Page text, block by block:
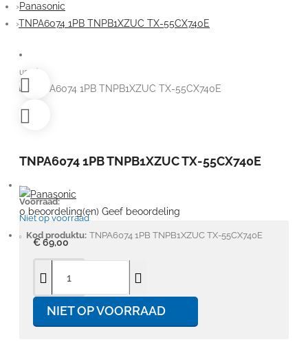
Panasonic
TNPA6074 1PB TNPB1XZUC TX-55CX740E
used
TNPA6074 1PB TNPB1XZUC TX-55CX740E
Voorraad:
Niet op voorraad
Kod produktu: TNPA6074 1PB TNPB1XZUC TX-55CX740E
0 beoordeling(en) Geef beoordeling
€ 69,00
NIET OP VOORRAAD